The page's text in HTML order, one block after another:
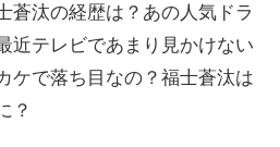
蒼汰の経歴は？あの人気ドラ
近テレビであまり見かけない
ケで落ち目なの？福士蒼汰は
？